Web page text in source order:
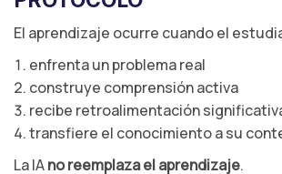
El aprendizaje ocurre cuando el
enfrenta un problema real
construye comprensión activa
recibe retroalimentación
transfiere el conocimiento a su
La IAno reemplaza el aprendizaje.